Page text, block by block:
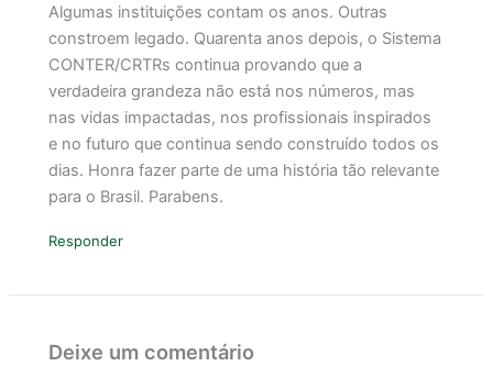
Algumas instituições contam os anos. Outras
constroem legado. Quarenta anos depois, o Sistema
CONTER/CRTRs continua provando que a
verdadeira grandeza não está nos números, mas
nas vidas impactadas, nos profissionais inspirados
e no futuro que continua sendo construído todos os
dias. Honra fazer parte de uma história tão relevante
para o Brasil. Parabens.
Responder
Deixe um comentário